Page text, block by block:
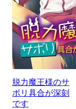
脱力魔王様のサ
ボリ具合が深刻
です